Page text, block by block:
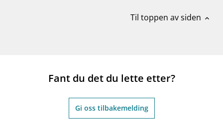
Til toppen av siden expand_less
Fant du det du lette etter?
Gi oss tilbakemelding